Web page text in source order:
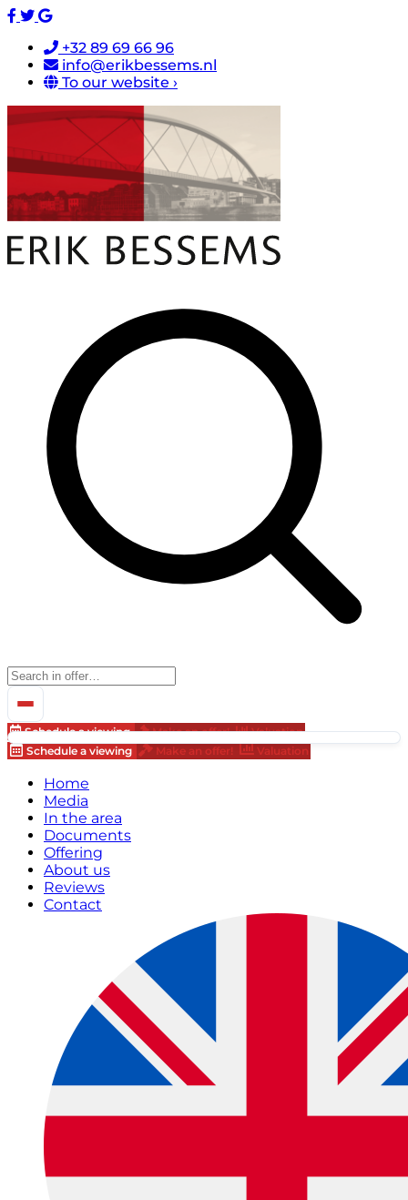
+32 89 69 66 96
info@erikbessems.nl
To our website ›
Schedule a viewing Make an offer!
Valuation
Schedule a viewing
Make an offer! Valuation
Home
Media
In the area
Documents
Offering
About us
Reviews
Contact